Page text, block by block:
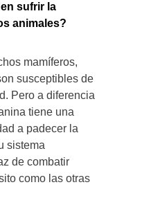
sufrir la
animales?
mamíferos,
susceptibles de
Pero a diferencia
tiene una
a padecer la
sistema
de combatir
como las otras